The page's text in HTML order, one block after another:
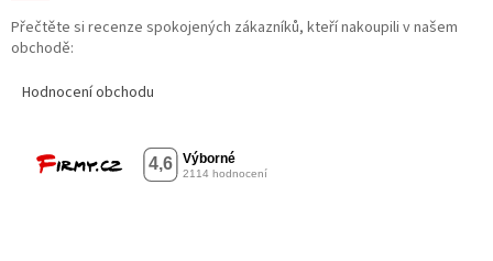
Přečtěte si recenze spokojených zákazníků, kteří nakoupili v našem
obchodě:
Hodnocení obchodu